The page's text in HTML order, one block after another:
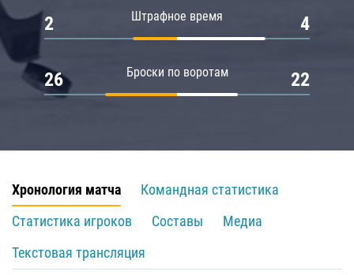
Штрафное время
2 4
Броски по воротам
26 22
Хронология матча
Командная статистика
Статистика игроков
Составы
Медиа
Текстовая трансляция